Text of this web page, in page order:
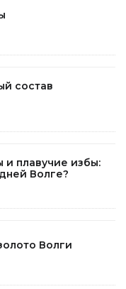
состав
и плавучие избы:
Волге?
Волги